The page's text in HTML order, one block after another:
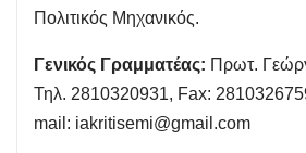
Πολιτικός Μηχανικός.
Γενικός Γραμματέας: Πρωτ.
Τηλ. 2810320931, Fax:
mail: iakritisemi@gmail.com